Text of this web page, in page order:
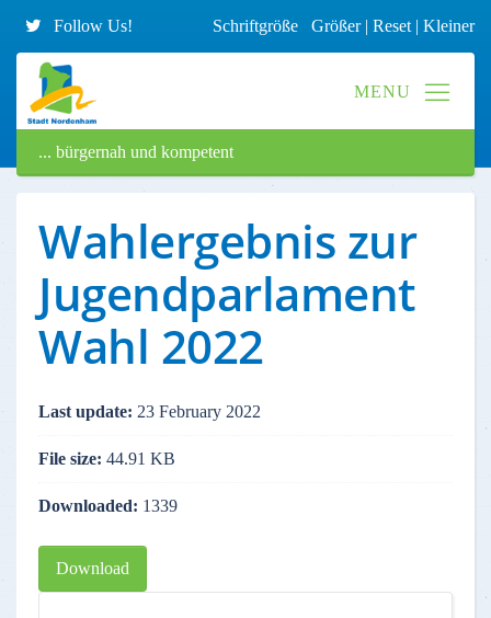
Follow Us! Schriftgröße Größer| Reset | Kleiner
... bürgernah und kompetent
Wahlergebnis zur
Jugendparlament
Wahl 2022
Last update: 23 February 2022
File size: 44.91 KB
Downloaded: 1339
Download